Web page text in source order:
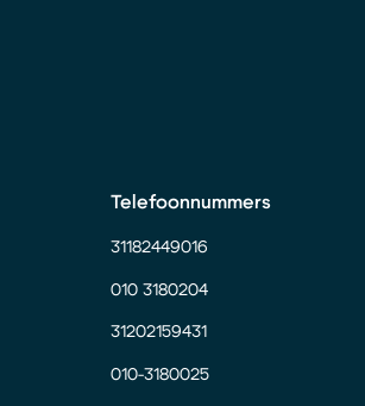
Telefoonnummers
31182449016
010 3180204
31202159431
010-3180025